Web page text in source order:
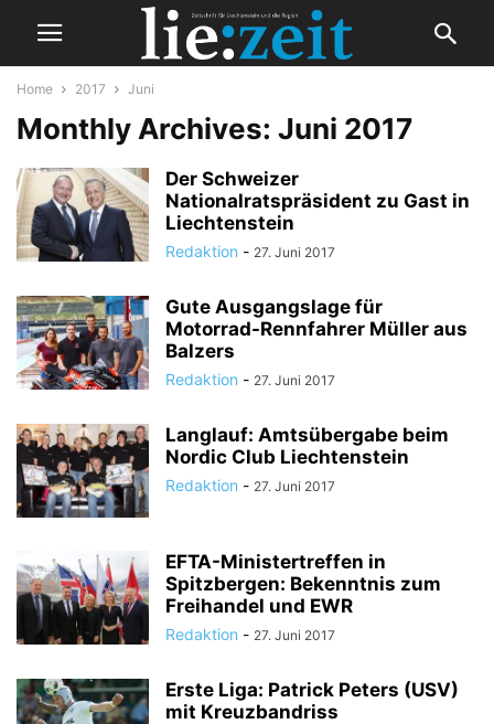
Home 2017 Juni
Monthly Archives: Juni 2017
Der Schweizer
Nationalratspräsident zu Gast in
Liechtenstein
Redaktion - 27. Juni 2017
Gute Ausgangslage für
Motorrad-Rennfahrer Müller aus
Balzers
Redaktion - 27. Juni 2017
Langlauf: Amtsübergabe beim
Nordic Club Liechtenstein
Redaktion - 27. Juni 2017
EFTA-Ministertreffen in
Spitzbergen: Bekenntnis zum
Freihandel und EWR
Redaktion - 27. Juni 2017
Erste Liga: Patrick Peters (USV)
mit Kreuzbandriss